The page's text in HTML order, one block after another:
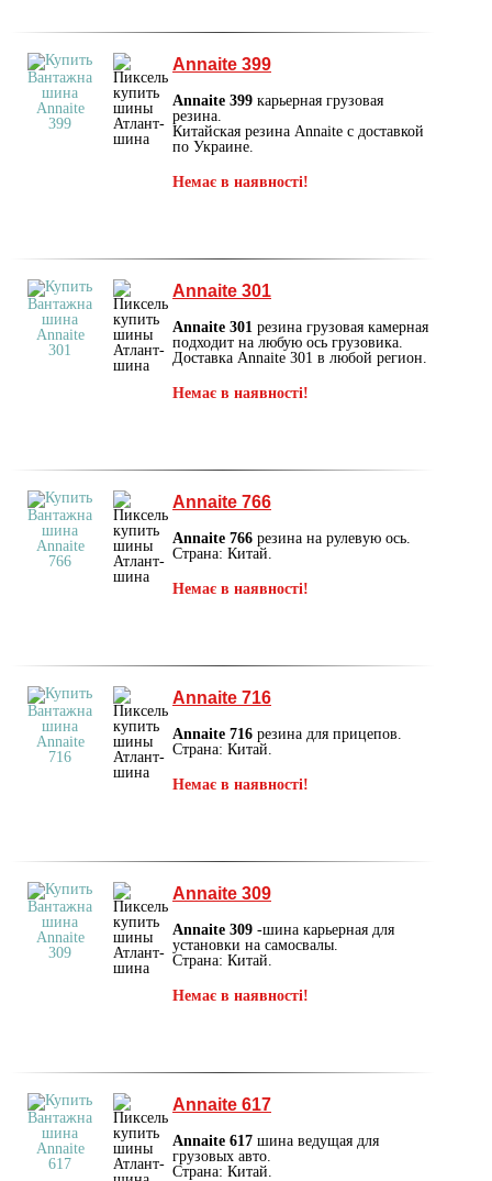
Annaite 399
Annaite 399 карьерная грузовая
резина.
Китайская резина Annaite с доставкой
по Украине.
Немає в наявності!
Annaite 301
Annaite 301 резина грузовая камерная
подходит на любую ось грузовика.
Доставка Annaite 301 в любой регион.
Немає в наявності!
Annaite 766
Annaite 766 резина на рулевую ось.
Страна: Китай.
Немає в наявності!
Annaite 716
Annaite 716 резина для прицепов.
Страна: Китай.
Немає в наявності!
Annaite 309
Annaite 309 -шина карьерная для
установки на самосвалы.
Страна: Китай.
Немає в наявності!
Annaite 617
Annaite 617 шина ведущая для
грузовых авто.
Страна: Китай.